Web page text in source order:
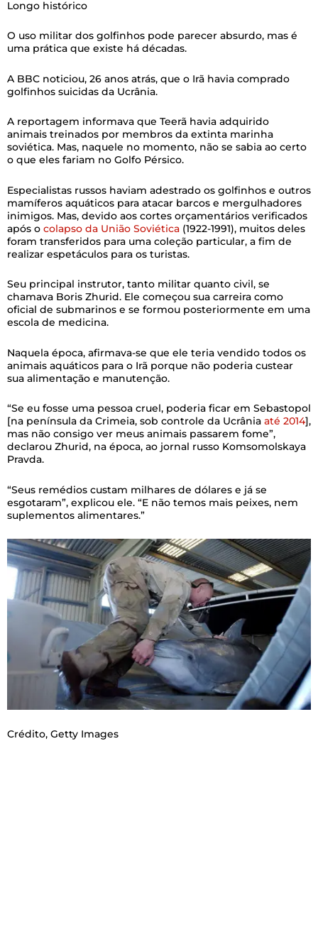
Longo histórico
O uso militar dos golfinhos pode parecer absurdo, mas é
uma prática que existe há décadas.
A BBC noticiou, 26 anos atrás, que o Irã havia comprado
golfinhos suicidas da Ucrânia.
A reportagem informava que Teerã havia adquirido
animais treinados por membros da extinta marinha
soviética. Mas, naquele no momento, não se sabia ao certo
o que eles fariam no Golfo Pérsico.
Especialistas russos haviam adestrado os golfinhos e outros
mamíferos aquáticos para atacar barcos e mergulhadores
inimigos. Mas, devido aos cortes orçamentários verificados
após o colapso da União Soviética (1922-1991), muitos deles
foram transferidos para uma coleção particular, a fim de
realizar espetáculos para os turistas.
Seu principal instrutor, tanto militar quanto civil, se
chamava Boris Zhurid. Ele começou sua carreira como
oficial de submarinos e se formou posteriormente em uma
escola de medicina.
Naquela época, afirmava-se que ele teria vendido todos os
animais aquáticos para o Irã porque não poderia custear
sua alimentação e manutenção.
“Se eu fosse uma pessoa cruel, poderia ficar em Sebastopol
[na península da Crimeia, sob controle da Ucrânia até 2014],
mas não consigo ver meus animais passarem fome”,
declarou Zhurid, na época, ao jornal russo Komsomolskaya
Pravda.
“Seus remédios custam milhares de dólares e já se
esgotaram”, explicou ele. “E não temos mais peixes, nem
suplementos alimentares.”
Crédito, Getty Images